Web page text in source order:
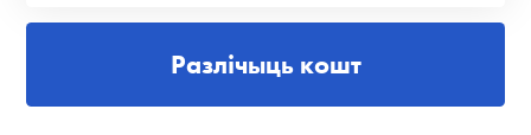
Разлічыць кошт